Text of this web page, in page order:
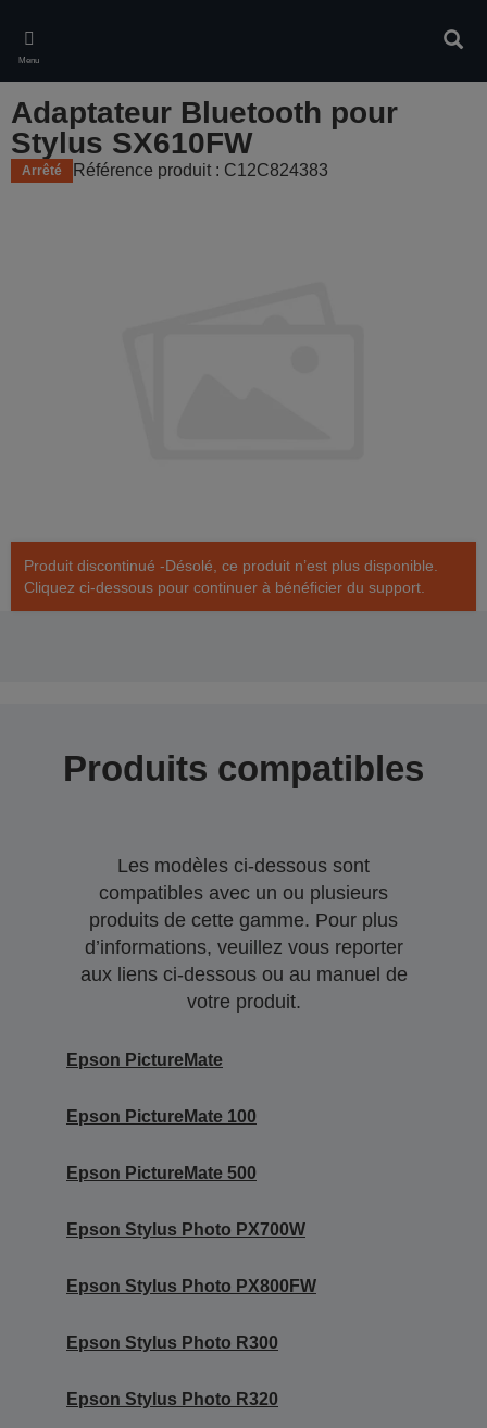
main
content
Menu
Adaptateur Bluetooth pour
Stylus SX610FW
Arrêté Référence produit : C12C824383
Produit discontinué -Désolé, ce produit n’est plus disponible.
Cliquez ci-dessous pour continuer à bénéficier du support.
Produits compatibles
Les modèles ci-dessous sont
compatibles avec un ou plusieurs
produits de cette gamme. Pour plus
d’informations, veuillez vous reporter
aux liens ci-dessous ou au manuel de
votre produit.
Epson PictureMate
Epson PictureMate 100
Epson PictureMate 500
Epson Stylus Photo PX700W
Epson Stylus Photo PX800FW
Epson Stylus Photo R300
Epson Stylus Photo R320